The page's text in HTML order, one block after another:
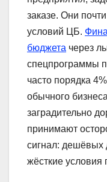
заказе. Они
условий ЦБ.
бюджета через
спецпрограммы
часто порядка
обычного
заградительно
принимают
сигнал: дешёвых
жёсткие условия